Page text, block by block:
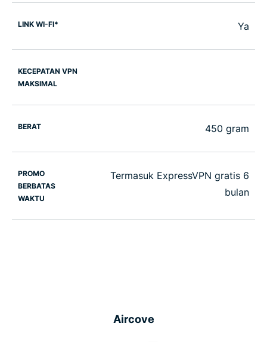
LINK WI-FI* Ya
KECEPATAN VPN
MAKSIMAL
BERAT 450 gram
PROMO
BERBATAS
WAKTU
Termasuk ExpressVPN gratis 6
bulan
Aircove